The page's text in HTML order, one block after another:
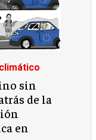
sin
de la
en